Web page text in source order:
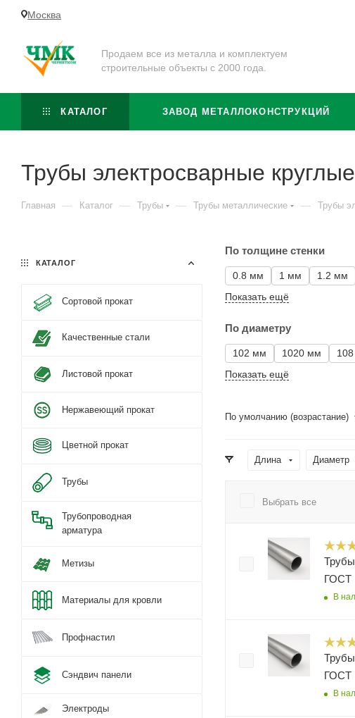
Москва
Продаем все из металла и комплектуем
строительные объекты с 2000 года.
КАТАЛОГ ЗАВОД МЕТАЛЛОКОНСТРУКЦИЙ
Трубы электросварные круглые
Главная — Каталог — Трубы — Трубы металлические — Трубы
По толщине стенки
0.8 мм 1 мм 1.2 мм
Показать ещё
По диаметру
102 мм 1020 мм
Показать ещё
По умолчанию (возрастание)
Длина Диаметр
Выбрать все
ГОСТ
В
ГОСТ
В
КАТАЛОГ
Сортовой прокат
Качественные стали
Листовой прокат
Нержавеющий прокат
Цветной прокат
Трубы
Трубопроводная
арматура
Метизы
Материалы для кровли
Профнастил
Сэндвич панели
Электроды